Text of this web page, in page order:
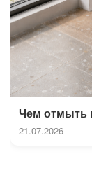
Чем отмыть
21.07.2026